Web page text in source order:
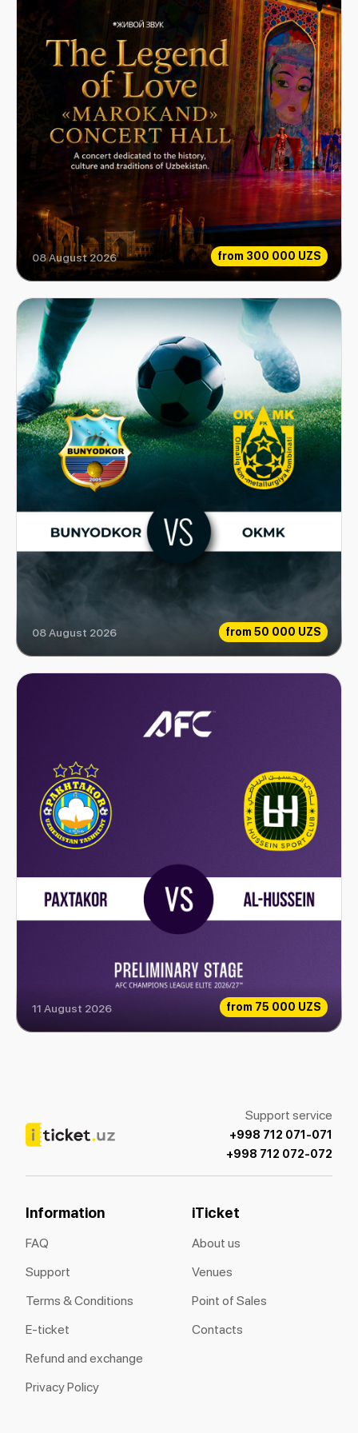
from 300 000 UZS
Love Legend
08 August 2026
from 50 000 UZS
Bunyodkor vs OKMK
08 August 2026
from 75 000 UZS
Paxtakor vs Al-Hussein
11 August 2026
Support service
+998 712 071-071
+998 712 072-072
Information
FAQ
Support
Terms & Conditions
E-ticket
Refund and exchange
Privacy Policy
iTicket
About us
Venues
Point of Sales
Contacts